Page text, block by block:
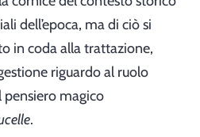
dell’epoca, ma di ciò si
in coda alla trattazione,
riguardo al ruolo
pensiero magico
.